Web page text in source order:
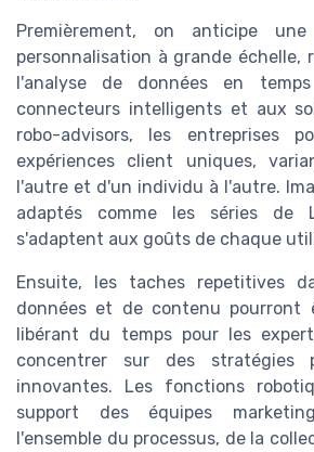
Premièrement, on anticipe
personnalisation à grande échelle,
l'analyse de données en
connecteurs intelligents et aux
robo-advisors, les entreprises
expériences client uniques,
l'autre et d'un individu à l'autre.
adaptés comme les séries de
s'adaptent aux goûts de chaque
Ensuite, les taches repetitives
données et de contenu pourront
libérant du temps pour les
concentrer sur des stratégies
innovantes. Les fonctions
support des équipes
l'ensemble du processus, de la